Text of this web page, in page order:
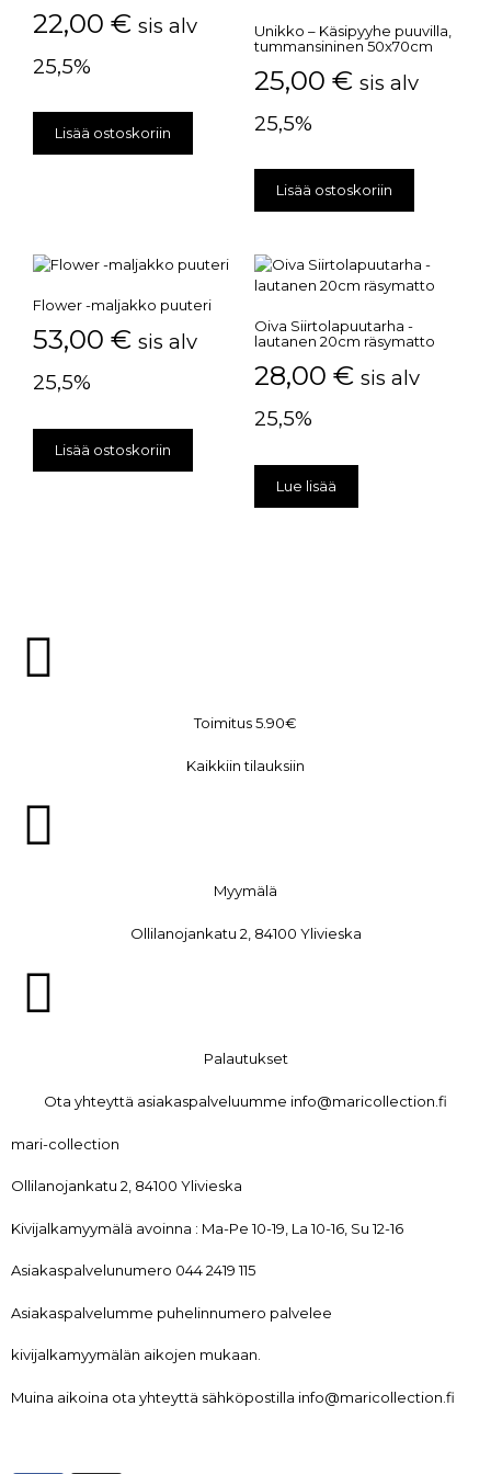
22,00 € sis alv
25,5%
Lisää ostoskoriin
Unikko – Käsipyyhe puuvilla,
tummansininen 50x70cm
25,00 € sis alv
25,5%
Lisää ostoskoriin
Flower -maljakko puuteri
53,00 € sis alv
25,5%
Lisää ostoskoriin
Oiva Siirtolapuutarha -
lautanen 20cm räsymatto
28,00 € sis alv
25,5%
Lue lisää
Toimitus 5.90€
Kaikkiin tilauksiin
Myymälä
Ollilanojankatu 2, 84100 Ylivieska
Palautukset
Ota yhteyttä asiakaspalveluumme info@maricollection.fi
mari-collection
Ollilanojankatu 2, 84100 Ylivieska
Kivijalkamyymälä avoinna : Ma-Pe 10-19, La 10-16, Su 12-16
Asiakaspalvelunumero 044 2419 115
Asiakaspalvelumme puhelinnumero palvelee
kivijalkamyymälän aikojen mukaan.
Muina aikoina ota yhteyttä sähköpostilla info@maricollection.fi